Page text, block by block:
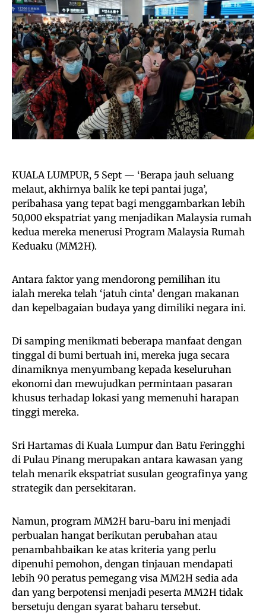
KUALA LUMPUR, 5 Sept — ‘Berapa jauh seluang
melaut, akhirnya balik ke tepi pantai juga’,
peribahasa yang tepat bagi menggambarkan lebih
50,000 ekspatriat yang menjadikan Malaysia rumah
kedua mereka menerusi Program Malaysia Rumah
Keduaku (MM2H).
Antara faktor yang mendorong pemilihan itu
ialah mereka telah ‘jatuh cinta’ dengan makanan
dan kepelbagaian budaya yang dimiliki negara ini.
Di samping menikmati beberapa manfaat dengan
tinggal di bumi bertuah ini, mereka juga secara
dinamiknya menyumbang kepada keseluruhan
ekonomi dan mewujudkan permintaan pasaran
khusus terhadap lokasi yang memenuhi harapan
tinggi mereka.
Sri Hartamas di Kuala Lumpur dan Batu Feringghi
di Pulau Pinang merupakan antara kawasan yang
telah menarik ekspatriat susulan geografinya yang
strategik dan persekitaran.
Namun, program MM2H baru-baru ini menjadi
perbualan hangat berikutan perubahan atau
penambahbaikan ke atas kriteria yang perlu
dipenuhi pemohon, dengan tinjauan mendapati
lebih 90 peratus pemegang visa MM2H sedia ada
dan yang berpotensi menjadi peserta MM2H tidak
bersetuju dengan syarat baharu tersebut.